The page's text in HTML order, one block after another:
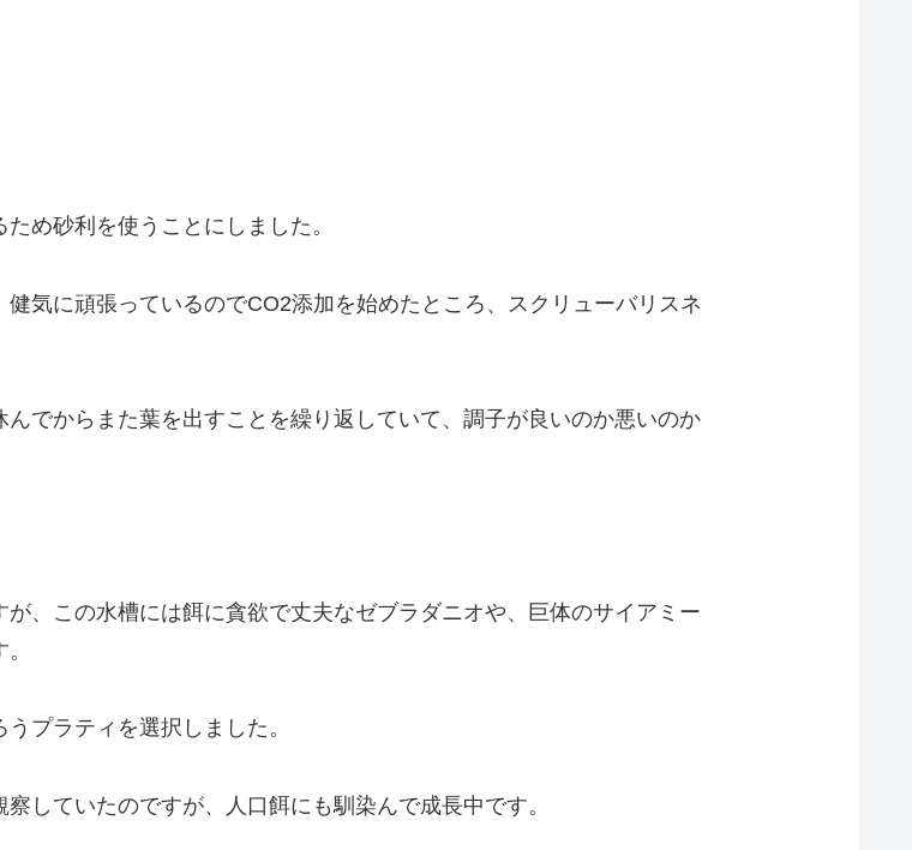
め砂利を使うことにしました。
気に頑張っているのでCO2添加を始めたところ、スクリューバリスネ
でからまた葉を出すことを繰り返していて、調子が良いのか悪いのか
、この水槽には餌に貪欲で丈夫なゼブラダニオや、巨体のサイアミー
プラティを選択しました。
していたのですが、人口餌にも馴染んで成長中です。